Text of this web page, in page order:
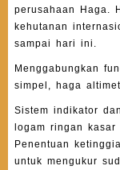
perusahaan Haga.
kehutanan
sampai hari ini.
Menggabungkan
simpel, haga
Sistem indikator
logam ringan
Penentuan
untuk mengukur